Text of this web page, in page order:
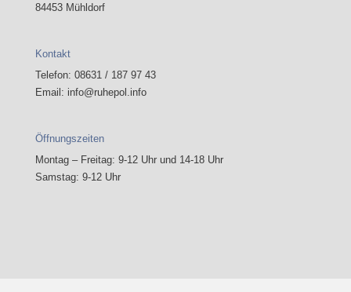
84453 Mühldorf
Kontakt
Telefon: 08631 / 187 97 43
Email: info@ruhepol.info
Öffnungszeiten
Montag – Freitag: 9-12 Uhr und 14-18 Uhr
Samstag: 9-12 Uhr